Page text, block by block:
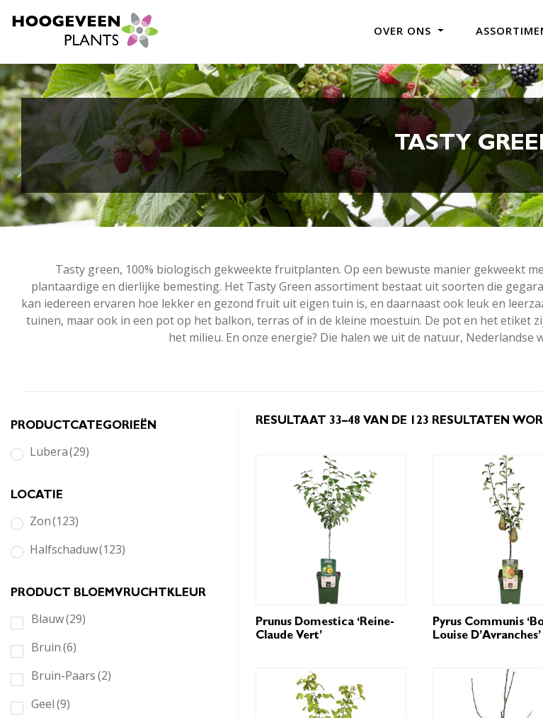
OVER ONS
TASTY
Tasty green, 100% biologisch gekweekte fruitplanten. Op een bewuste manier gekweekt
plantaardige en dierlijke bemesting. Het Tasty Green assortiment bestaat uit soorten die
kan iedereen ervaren hoe lekker en gezond fruit uit eigen tuin is, en daarnaast ook leuk en
tuinen, maar ook in een pot op het balkon, terras of in de kleine moestuin. De pot en het etiket
het milieu. En onze energie? Die halen we uit de natuur,
PRODUCTCATEGORIEËN
Lubera(29)
LOCATIE
Zon(123)
Halfschaduw(123)
PRODUCT BLOEMVRUCHTKLEUR
Blauw(29)
Bruin(6)
Bruin-Paars(2)
Geel(9)
RESULTAAT 33–48 VAN DE 123 RESULTATEN
Prunus Domestica ‘Reine-
Claude Vert’
Pyrus Communis
Louise D’Avranches’